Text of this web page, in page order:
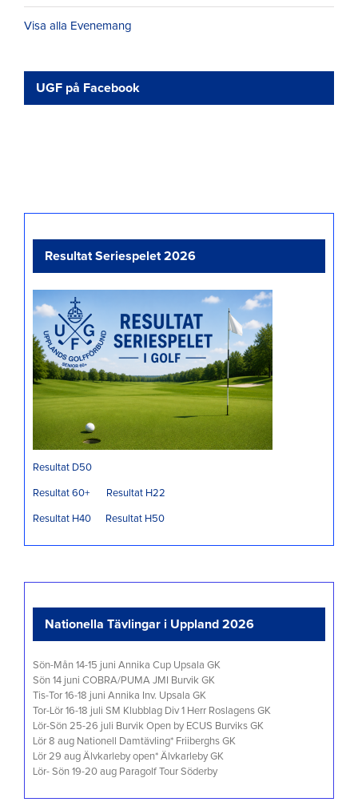
Visa alla Evenemang
UGF på Facebook
Resultat Seriespelet 2026
Resultat D50
Resultat 60+ Resultat H22
Resultat H40 Resultat H50
Nationella Tävlingar i Uppland 2026
Sön-Mån 14-15 juni Annika Cup Upsala GK
Sön 14 juni COBRA/PUMA JMI Burvik GK
Tis-Tor 16-18 juni Annika Inv. Upsala GK
Tor-Lör 16-18 juli SM Klubblag Div 1 Herr Roslagens GK
Lör-Sön 25-26 juli Burvik Open by ECUS Burviks GK
Lör 8 aug Nationell Damtävling* Friiberghs GK
Lör 29 aug Älvkarleby open* Älvkarleby GK
Lör- Sön 19-20 aug Paragolf Tour Söderby